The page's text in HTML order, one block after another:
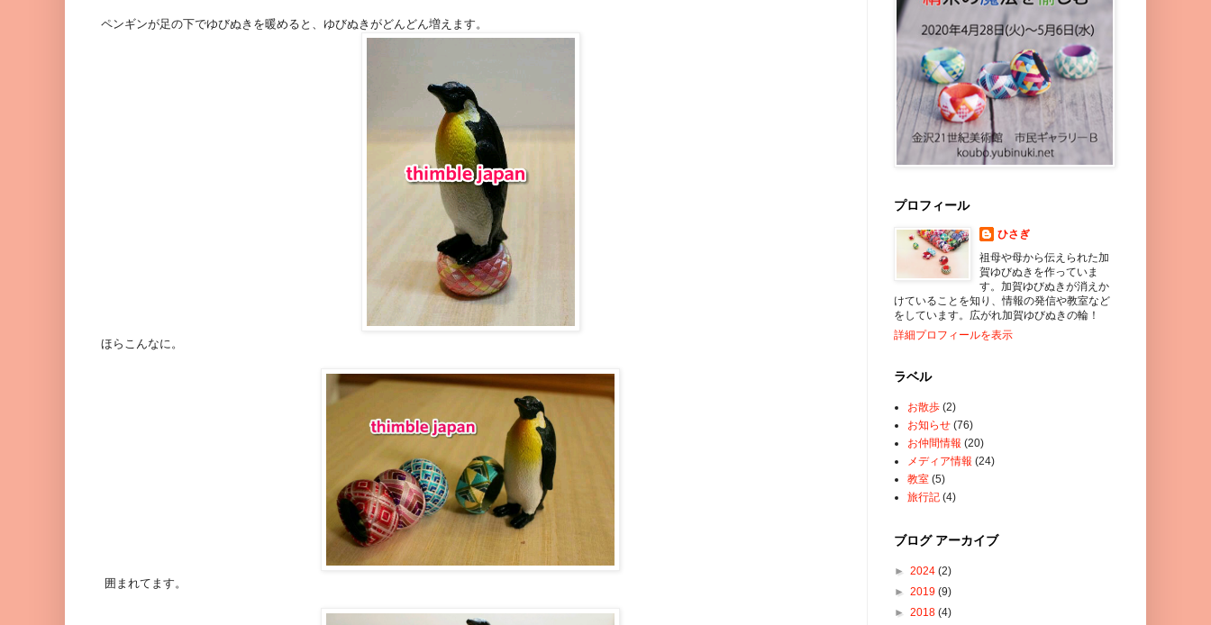
ペンギンが足の下でゆびぬきを暖めると、ゆびぬきがどんどん増えます。
ほらこんなに。
囲まれてます。
プロフィール
ひさぎ
祖母や母から伝えられた加
賀ゆびぬきを作っていま
す。加賀ゆびぬきが消えか
けていることを知り、情報の発信や教室など
をしています。広がれ加賀ゆびぬきの輪！
詳細プロフィールを表示
ラベル
お散歩 (2)
お知らせ (76)
お仲間情報 (20)
メディア情報 (24)
教室 (5)
旅行記 (4)
ブログ アーカイブ
► 2024 (2)
► 2019 (9)
► 2018 (4)